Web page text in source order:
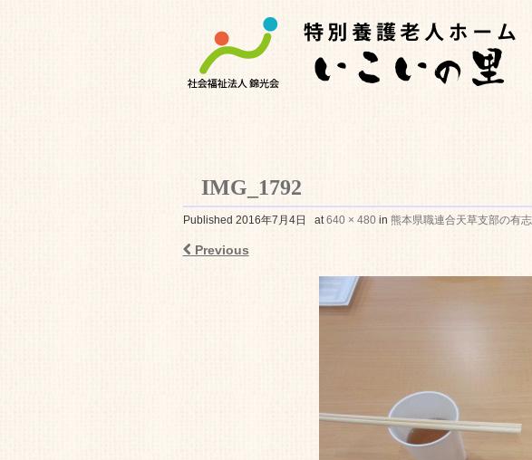
特別養護老人ホーム |
IMG_1792
Published 2016年7月4日 at640 × 480in 熊本県職連合天草支部の有
Previous